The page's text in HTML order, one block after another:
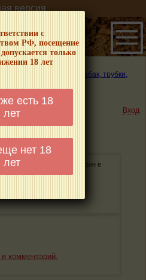
с
РФ, посещение
только
18 лет
есть 18
лет
нет 18
лет
версия
курении
Где купить табак, трубки,
Вход
кальян в
кальян? Добавьте магазин в
комментарий.